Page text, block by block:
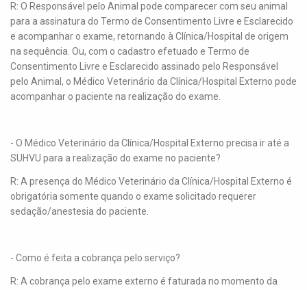
R: O Responsável pelo Animal pode comparecer com seu animal
para a assinatura do Termo de Consentimento Livre e Esclarecido
e acompanhar o exame, retornando à Clínica/Hospital de origem
na sequência. Ou, com o cadastro efetuado e Termo de
Consentimento Livre e Esclarecido assinado pelo Responsável
pelo Animal, o Médico Veterinário da Clínica/Hospital Externo pode
acompanhar o paciente na realização do exame.
- O Médico Veterinário da Clínica/Hospital Externo precisa ir até a
SUHVU para a realização do exame no paciente?
R: A presença do Médico Veterinário da Clínica/Hospital Externo é
obrigatória somente quando o exame solicitado requerer
sedação/anestesia do paciente.
- Como é feita a cobrança pelo serviço?
R: A cobrança pelo exame externo é faturada no momento da